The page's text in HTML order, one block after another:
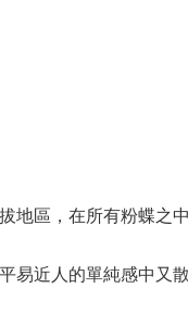
地區，在所有粉蝶之
易近人的單純感中又